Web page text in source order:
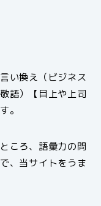
い換え（ビジネス
語）【目上や上司
。
ころ、語彙力の問
、当サイトをうま